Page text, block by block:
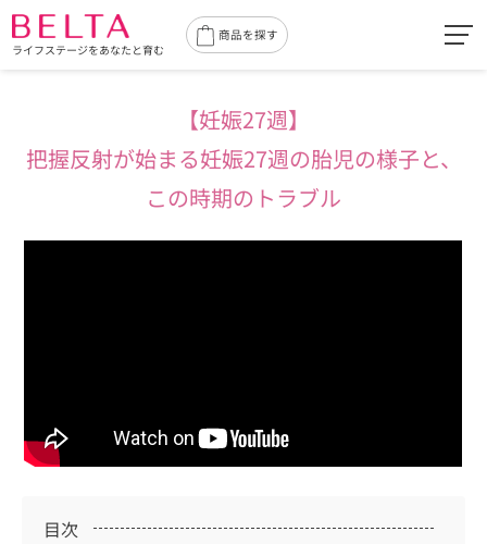
ライフステージをあなたと育む
商品を探す
【妊娠27週】
把握反射が始まる妊娠27週の胎児の様子と、
この時期のトラブル
目次